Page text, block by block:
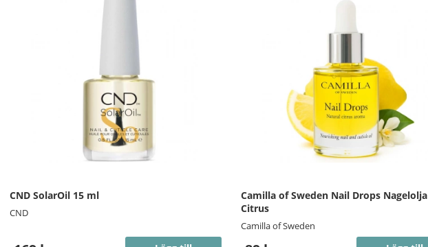
CND SolarOil 15 ml
CND
Camilla of Sweden Nail Drops Nagelolja
Citrus
Camilla of Sweden